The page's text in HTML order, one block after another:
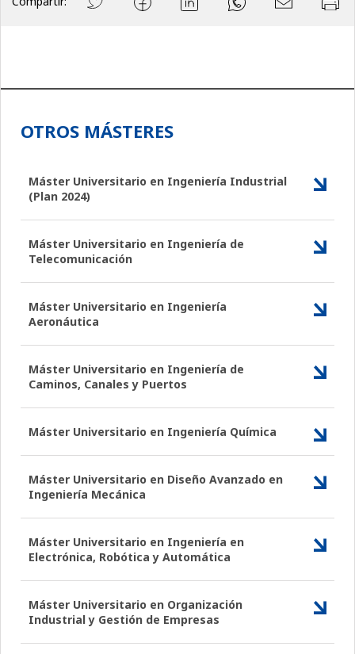
OTROS MÁSTERES
Máster Universitario en Ingeniería Industrial
(Plan 2024)
Máster Universitario en Ingeniería de
Telecomunicación
Máster Universitario en Ingeniería
Aeronáutica
Máster Universitario en Ingeniería de
Caminos, Canales y Puertos
Máster Universitario en Ingeniería Química
Máster Universitario en Diseño Avanzado en
Ingeniería Mecánica
Máster Universitario en Ingeniería en
Electrónica, Robótica y Automática
Máster Universitario en Organización
Industrial y Gestión de Empresas